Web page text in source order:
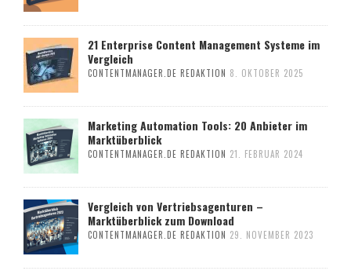
21 Enterprise Content Management Systeme im
Vergleich
CONTENTMANAGER.DE REDAKTION 8. OKTOBER 2025
Marketing Automation Tools: 20 Anbieter im
Marktüberblick
CONTENTMANAGER.DE REDAKTION 21. FEBRUAR 2024
Vergleich von Vertriebsagenturen –
Marktüberblick zum Download
CONTENTMANAGER.DE REDAKTION 29. NOVEMBER 2023